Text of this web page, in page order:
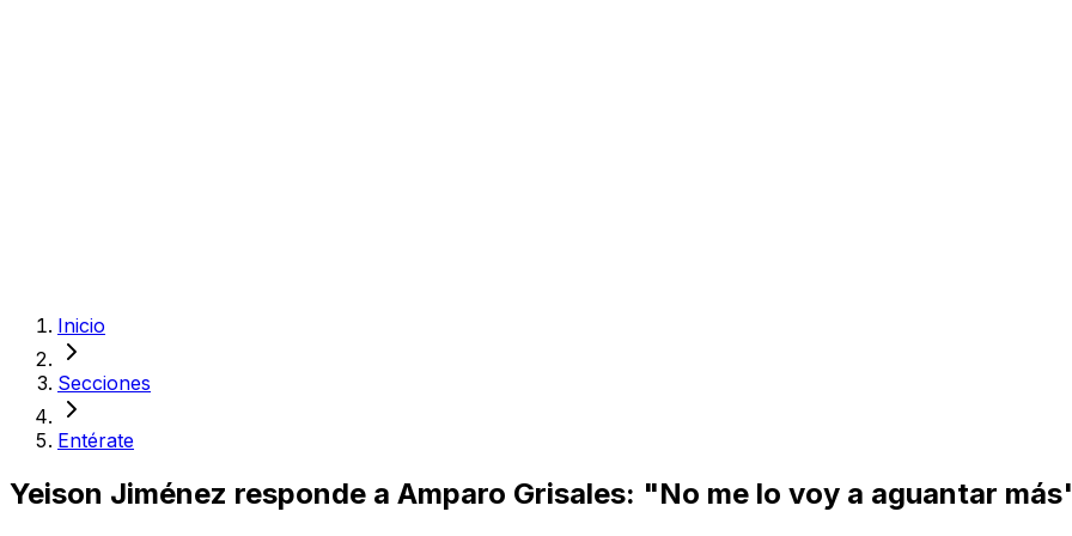
Inicio
Secciones
Entérate
Yeison Jiménez responde a Amparo Grisales: "No me lo voy a aguantar